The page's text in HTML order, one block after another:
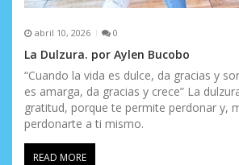
abril 10, 2026 0
La Dulzura. por Aylen Bucobo
“Cuando la vida es dulce, da gracias y
es amarga, da gracias y crece” La
gratitud, porque te permite perdonar y,
perdonarte a ti mismo.
READ MORE